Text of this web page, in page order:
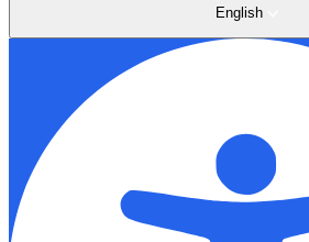
English